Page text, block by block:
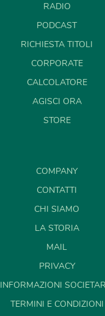
RADIO
PODCAST
RICHIESTA TITOLI
CORPORATE
CALCOLATORE
AGISCI ORA
STORE
COMPANY
CONTATTI
CHI SIAMO
LA STORIA
MAIL
PRIVACY
INFORMAZIONI
TERMINI E CONDIZIONI